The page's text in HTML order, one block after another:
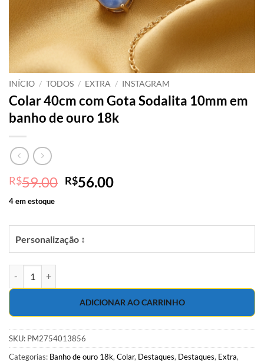
INÍCIO / TODOS / EXTRA / INSTAGRAM
Colar 40cm com Gota Sodalita 10mm em
banho de ouro 18k
R$59.00 O
era:
R$59.00.
R$56.00O
é:
4 em estoque
Personalização ↕
ADICIONAR AO CARRINHO
SKU: PM2754013856
Categorias: Banho de ouro 18k, Colar, Destaques, Destaques, Extra,